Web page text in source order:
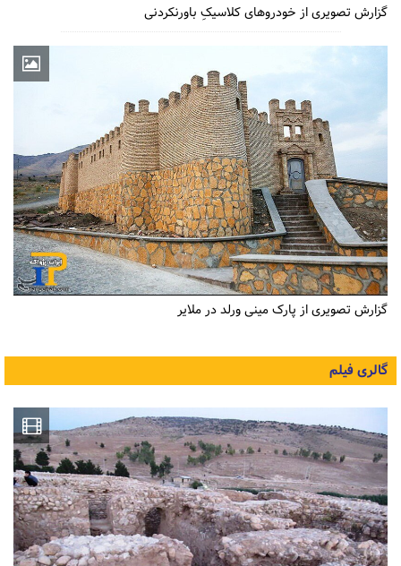
گزارش تصویری از خودروهای کلاسیکِ باورنکردنی
گزارش تصویری از پارک مینی ورلد در ملایر
گالری فیلم